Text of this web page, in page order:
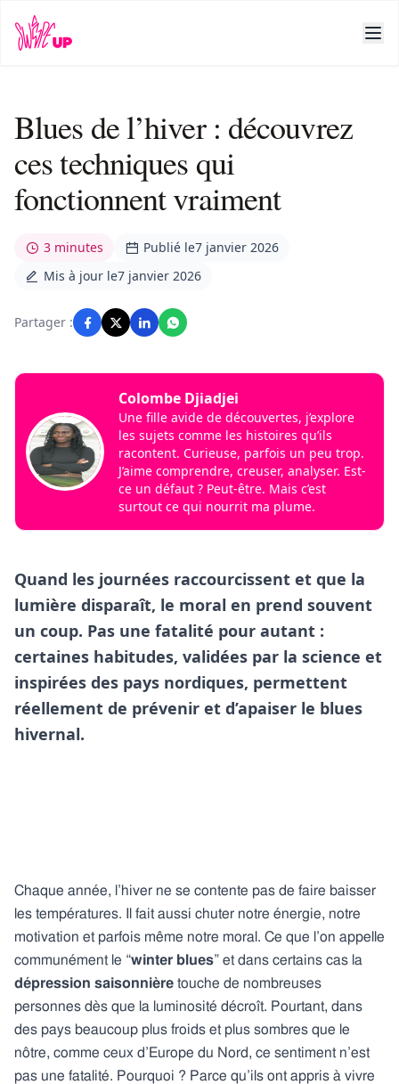
Blues de l’hiver : découvrez
ces techniques qui
fonctionnent vraiment
3 minutes Publié le7 janvier 2026
Mis à jour le7 janvier 2026
Partager :
Colombe Djiadjei
Une fille avide de découvertes, j’explore
les sujets comme les histoires qu’ils
racontent. Curieuse, parfois un peu trop.
J’aime comprendre, creuser, analyser. Est-
ce un défaut ? Peut-être. Mais c’est
surtout ce qui nourrit ma plume.
Quand les journées raccourcissent et que la
lumière disparaît, le moral en prend souvent
un coup. Pas une fatalité pour autant :
certaines habitudes, validées par la science et
inspirées des pays nordiques, permettent
réellement de prévenir et d’apaiser le blues
hivernal.
Chaque année, l’hiver ne se contente pas de faire baisser
les températures. Il fait aussi chuter notre énergie, notre
motivation et parfois même notre moral. Ce que l’on appelle
communément le “winter blues” et dans certains cas la
dépression saisonnière touche de nombreuses
personnes dès que la luminosité décroît. Pourtant, dans
des pays beaucoup plus froids et plus sombres que le
nôtre, comme ceux d’Europe du Nord, ce sentiment n’est
pas une fatalité. Pourquoi ? Parce qu’ils ont appris à vivre